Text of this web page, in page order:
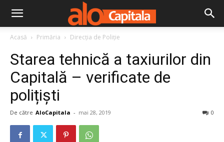
Acasă Primăria Direcția de Poliție
Starea tehnică a taxiurilor din
Capitală – verificate de
polițiști
De către AloCapitala - mai 28, 2019 0